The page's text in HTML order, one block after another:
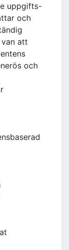
uppgifts-
och
att
och